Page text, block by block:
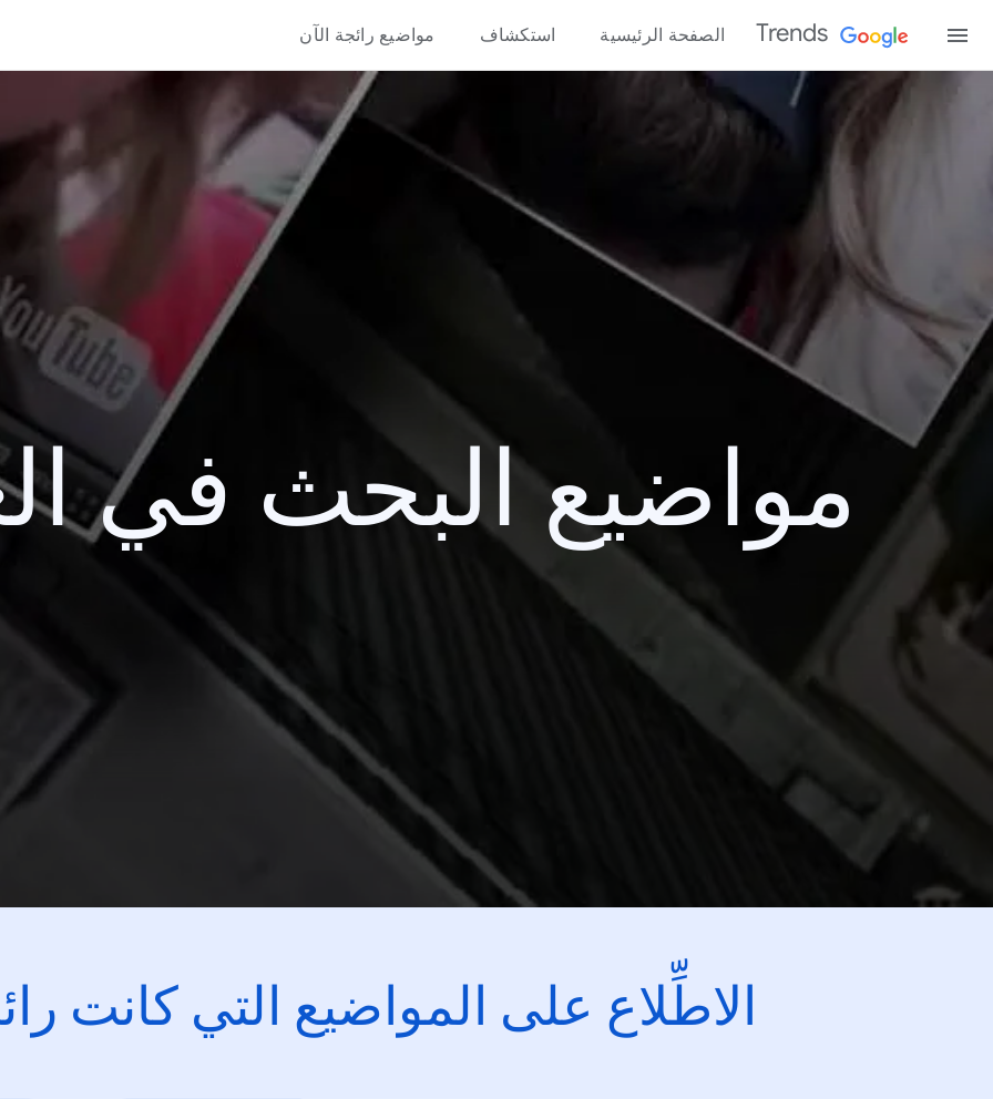
Trends الصفحة الرئيسية استكشاف مواضيع رائجة الآن
مواضيع البحث في
الاطِّلاع على المواضيع التي كانت